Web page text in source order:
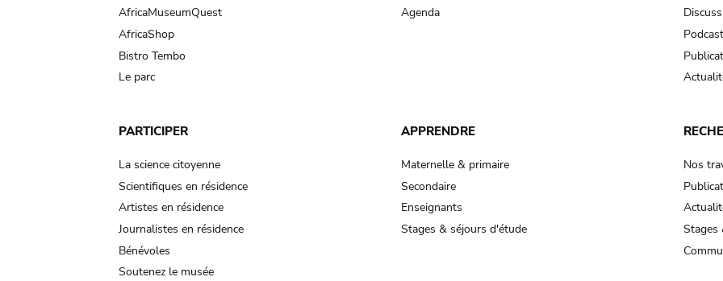
AfricaMuseumQuest
AfricaShop
Bistro Tembo
Le parc
Agenda
PARTICIPER
La science citoyenne
Scientifiques en résidence
Artistes en résidence
Journalistes en résidence
Bénévoles
Soutenez le musée
APPRENDRE
Maternelle & primaire
Secondaire
Enseignants
Stages & séjours d'étude
Nos
Stages